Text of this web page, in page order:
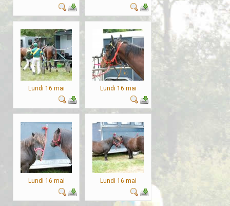
Lundi 16 mai Lundi 16 mai
Lundi 16 mai Lundi 16 mai